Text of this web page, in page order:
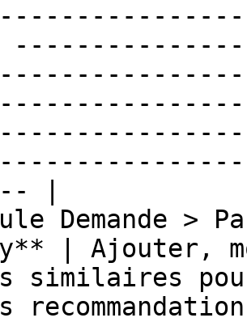
|
Demande >
| Ajouter,
similaires